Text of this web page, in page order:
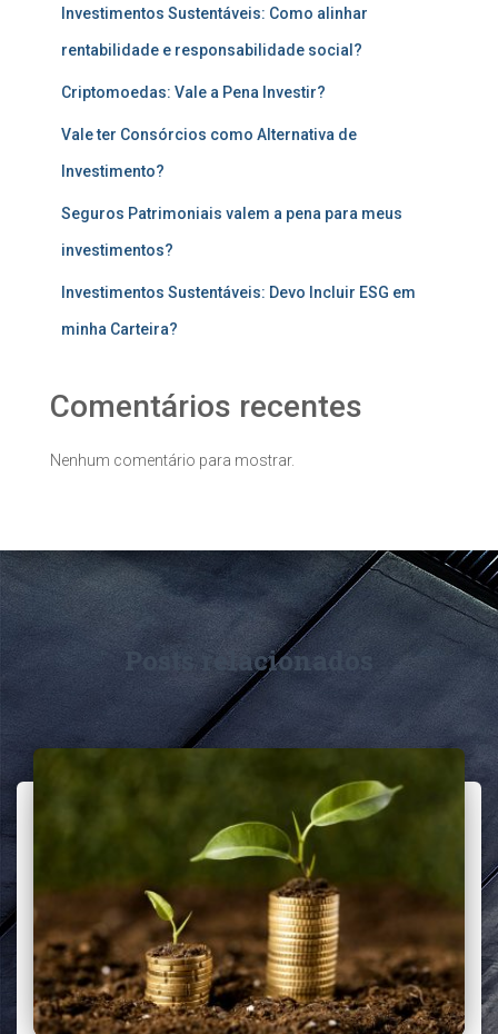
Investimentos Sustentáveis: Como alinhar
rentabilidade e responsabilidade social?
Criptomoedas: Vale a Pena Investir?
Vale ter Consórcios como Alternativa de
Investimento?
Seguros Patrimoniais valem a pena para meus
investimentos?
Investimentos Sustentáveis: Devo Incluir ESG em
minha Carteira?
Comentários recentes
Nenhum comentário para mostrar.
Posts relacionados